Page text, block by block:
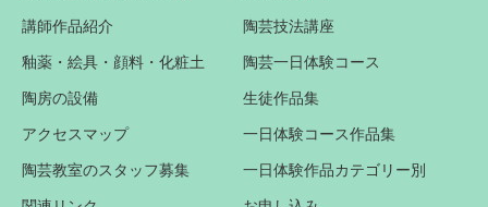
講師作品紹介
釉薬・絵具・顔料・化粧土
陶房の設備
アクセスマップ
陶芸教室のスタッフ募集
陶芸技法講座
陶芸一日体験コース
生徒作品集
一日体験コース作品集
一日体験作品カテゴリー別